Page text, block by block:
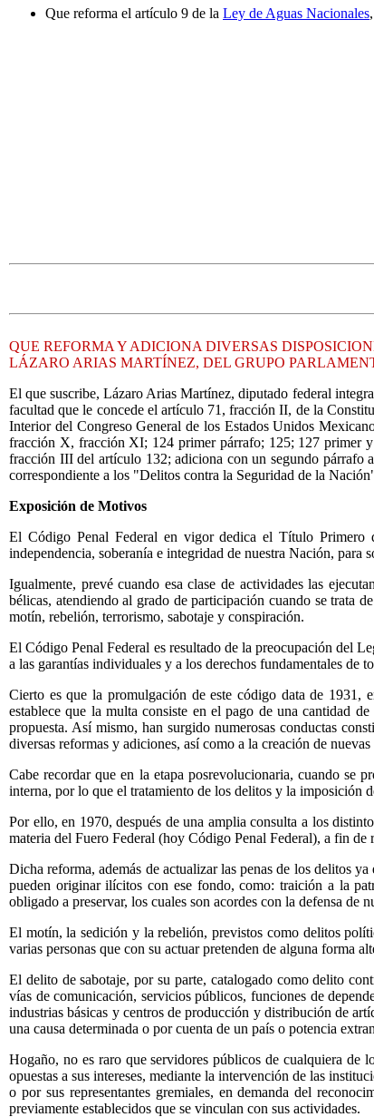
Que reforma el artículo 9 de la Ley de Aguas Nacionales
QUE REFORMA Y ADICIONA DIVERSAS
LÁZARO ARIAS MARTÍNEZ, DEL GRUPO
El que suscribe, Lázaro Arias Martínez, diputado federal
facultad que le concede el artículo 71, fracción II, de la
Interior del Congreso General de los Estados Unidos
fracción X, fracción XI; 124 primer párrafo; 125; 127 primer
fracción III del artículo 132; adiciona con un segundo
correspondiente a los "Delitos contra la Seguridad de la
Exposición de Motivos
El Código Penal Federal en vigor dedica el Título Primero
independencia, soberanía e integridad de nuestra Nación, para
Igualmente, prevé cuando esa clase de actividades las
bélicas, atendiendo al grado de participación cuando se trata
motín, rebelión, terrorismo, sabotaje y conspiración.
El Código Penal Federal es resultado de la preocupación del
a las garantías individuales y a los derechos fundamentales de
Cierto es que la promulgación de este código data de 1931,
establece que la multa consiste en el pago de una cantidad
propuesta. Así mismo, han surgido numerosas conductas
diversas reformas y adiciones, así como a la creación de
Cabe recordar que en la etapa posrevolucionaria, cuando se
interna, por lo que el tratamiento de los delitos y la imposición
Por ello, en 1970, después de una amplia consulta a los
materia del Fuero Federal (hoy Código Penal Federal), a fin
Dicha reforma, además de actualizar las penas de los delitos
pueden originar ilícitos con ese fondo, como: traición a la
obligado a preservar, los cuales son acordes con la defensa
El motín, la sedición y la rebelión, previstos como delitos
varias personas que con su actuar pretenden de alguna forma
El delito de sabotaje, por su parte, catalogado como delito
vías de comunicación, servicios públicos, funciones de
industrias básicas y centros de producción y distribución de
una causa determinada o por cuenta de un país o potencia
Hogaño, no es raro que servidores públicos de cualquiera de
opuestas a sus intereses, mediante la intervención de las
o por sus representantes gremiales, en demanda del
previamente establecidos que se vinculan con sus actividades.